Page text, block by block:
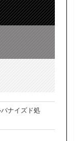
ナイズド処